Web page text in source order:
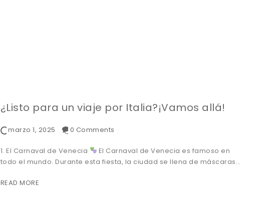
¿Listo para un viaje por Italia?¡Vamos allá!
marzo 1, 2025 0 Comments
1. El Carnaval de Venecia
El Carnaval de Venecia es famoso en
todo el mundo. Durante esta fiesta, la ciudad se llena de máscaras…
READ MORE